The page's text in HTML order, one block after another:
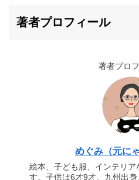
著者プロフィール
著者プロ
めぐみ（元に
絵本、子ども服、インテリア
す。子供は6才9才。九州出